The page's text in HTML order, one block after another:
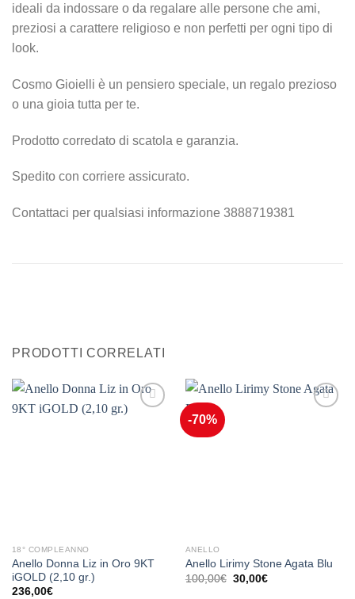
ideali da indossare o da regalare alle persone che ami,
preziosi a carattere religioso e non perfetti per ogni tipo di
look.
Cosmo Gioielli è un pensiero speciale, un regalo prezioso
o una gioia tutta per te.
Prodotto corredato di scatola e garanzia.
Spedito con corriere assicurato.
Contattaci per qualsiasi informazione 3888719381
PRODOTTI CORRELATI
18° COMPLEANNO
Anello Donna Liz in Oro 9KT
iGOLD (2,10 gr.)
236,00€
-70%
ANELLO
Anello Lirimy Stone Agata Blu
100,00€ Il
prezzo
30,00€Il